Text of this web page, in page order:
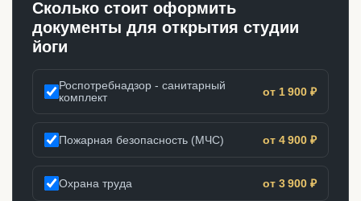
Сколько стоит оформить
документы для открытия студии
йоги
Роспотребнадзор - санитарный
комплект
от 1 900 ₽
Пожарная безопасность (МЧС) от 4 900 ₽
Охрана труда от 3 900 ₽